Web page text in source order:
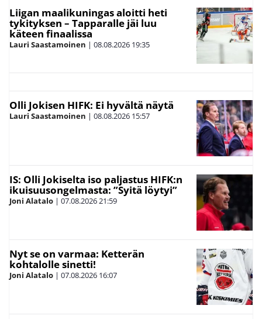
Liigan maalikuningas aloitti heti
tykityksen – Tapparalle jäi luu
käteen finaalissa
Lauri Saastamoinen | 08.08.2026 19:35
Olli Jokisen HIFK: Ei hyvältä näytä
Lauri Saastamoinen | 08.08.2026 15:57
IS: Olli Jokiselta iso paljastus HIFK:n
ikuisuusongelmasta: ”Syitä löytyi”
Joni Alatalo | 07.08.202621:59
Nyt se on varmaa: Ketterän
kohtalolle sinetti!
Joni Alatalo | 07.08.2026 16:07